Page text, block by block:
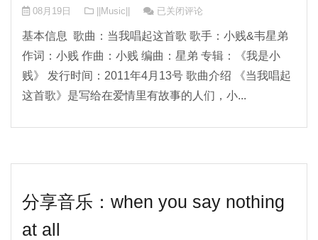
08月19日 ||Music|| 分享音乐：当我唱起这首歌
已关闭评论
基本信息 歌曲：当我唱起这首歌 歌手：小贱&韦星弟
作词：小贱 作曲：小贱 编曲：星弟 专辑：《我是小
贱》 发行时间：2011年4月13号 歌曲介绍 《当我唱起
这首歌》是写给在爱情里有故事的人们，小...
分享音乐：when you say nothing
at all